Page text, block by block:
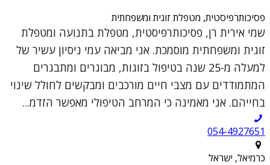
פסיכותרפיסטית, מטפלת זוגית ומשפחתית
שמי אירית רן, פסיכותרפיסטית, מטפלת בתנועה ומטפלת
זוגית ומשפחתית מוסמכת. אני מביאה עמי ניסיון עשיר של
למעלה מ-25 שנה בטיפול בזוגות, מבוגרים ומתבגרים
המתמודדים עם מצבי חיים מורכבים ומבקשים לחולל שינוי
בחייהם. אני מאמינה כי המרחב הטיפולי מאפשר הזדמ...
054-4927651
כרמיאל, ישראל